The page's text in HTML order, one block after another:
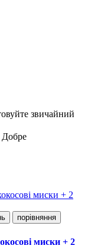
звичайний
Добре
порівняння
миски + 2